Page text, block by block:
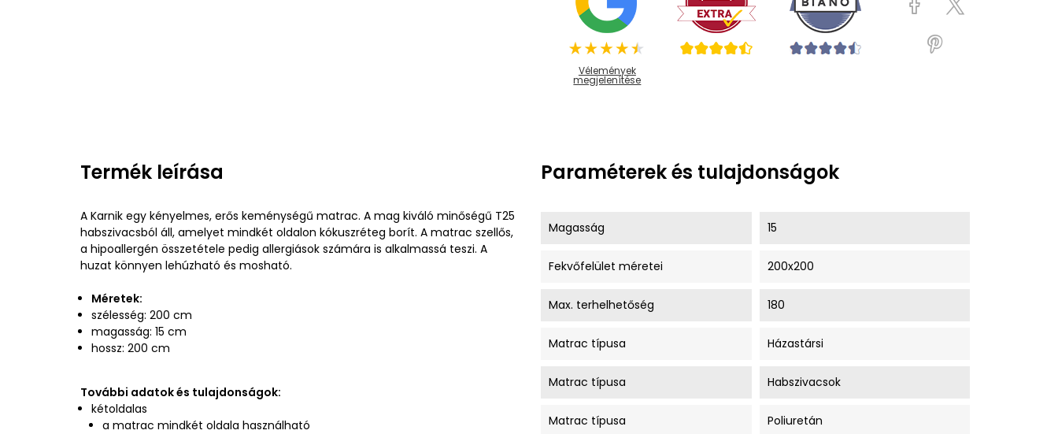
Vélemények
megjelenítése
Termék leírása
A Karnik egy kényelmes, erős keménységű matrac. A mag kiváló minőségű T25
habszivacsból áll, amelyet mindkét oldalon kókuszréteg borít. A matrac szellős,
a hipoallergén összetétele pedig allergiások számára is alkalmassá teszi. A
huzat könnyen lehúzható és mosható.
Méretek:
szélesség: 200 cm
magasság: 15 cm
hossz: 200 cm
További adatok és tulajdonságok:
kétoldalas
a matrac mindkét oldala használható
Paraméterek és tulajdonságok
Magasság 15
Fekvőfelület méretei 200x200
Max. terhelhetőség 180
Matrac típusa Házastársi
Matrac típusa Habszivacsok
Matrac típusa Poliuretán